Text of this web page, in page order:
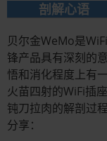
剖解心语
贝尔金WeMo是
锋产品具有深刻的
悟和消化程度上有
火苗四射的WiFi插
钝刀拉肉的解剖过
分享：